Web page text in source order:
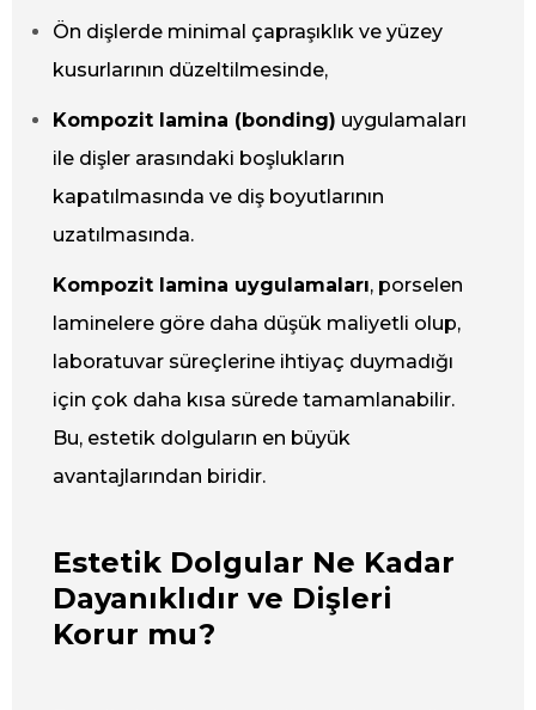
Ön dişlerde minimal çapraşıklık ve yüzey
kusurlarının düzeltilmesinde,
Kompozit lamina (bonding) uygulamaları
ile dişler arasındaki boşlukların
kapatılmasında ve diş boyutlarının
uzatılmasında.
Kompozit lamina uygulamaları, porselen
laminelere göre daha düşük maliyetli olup,
laboratuvar süreçlerine ihtiyaç duymadığı
için çok daha kısa sürede tamamlanabilir.
Bu, estetik dolguların en büyük
avantajlarından biridir.
Estetik Dolgular Ne Kadar
Dayanıklıdır ve Dişleri
Korur mu?